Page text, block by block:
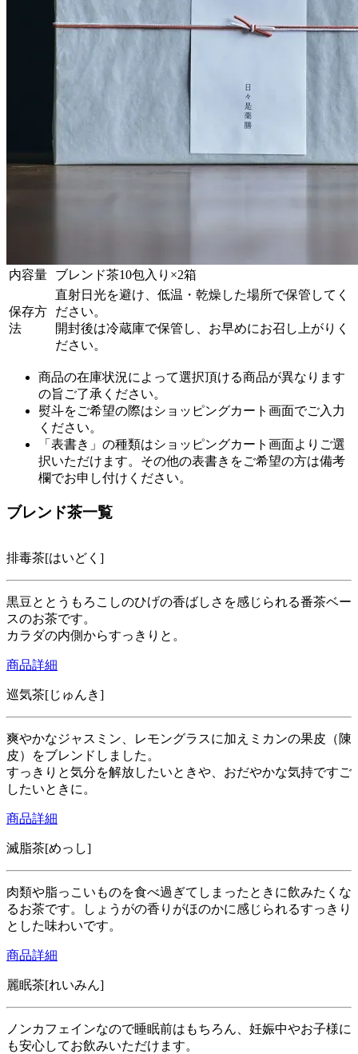
内容量 ブレンド茶10包入り×2箱
保存方
法
直射日光を避け、低温・乾燥した場所で保管してく
ださい。
開封後は冷蔵庫で保管し、お早めにお召し上がりく
ださい。
商品の在庫状況によって選択頂ける商品が異なります
の旨ご了承ください。
熨斗をご希望の際はショッピングカート画面でご入力
ください。
「表書き」の種類はショッピングカート画面よりご選
択いただけます。その他の表書きをご希望の方は備考
欄でお申し付けください。
ブレンド茶一覧
排毒茶[はいどく]
黒豆ととうもろこしのひげの香ばしさを感じられる番茶ベー
スのお茶です。
カラダの内側からすっきりと。
商品詳細
巡気茶[じゅんき]
爽やかなジャスミン、レモングラスに加えミカンの果皮（陳
皮）をブレンドしました。
すっきりと気分を解放したいときや、おだやかな気持ですご
したいときに。
商品詳細
滅脂茶[めっし]
肉類や脂っこいものを食べ過ぎてしまったときに飲みたくな
るお茶です。しょうがの香りがほのかに感じられるすっきり
とした味わいです。
商品詳細
麗眠茶[れいみん]
ノンカフェインなので睡眠前はもちろん、妊娠中やお子様に
も安心してお飲みいただけます。